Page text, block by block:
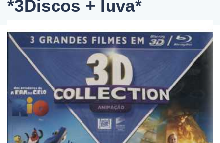
*3Discos + luva*